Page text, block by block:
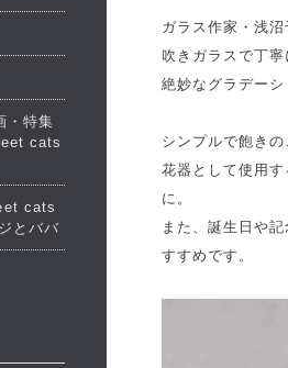
ガラス作家・浅
吹きガラスで丁
絶妙なグラデー
シンプルで飽き
花器として使用
に。
また、誕生日や
すすめです。
・特集
cats
cats
とババ